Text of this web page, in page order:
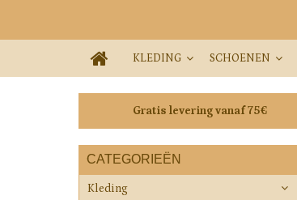
KLEDING SCHOENEN
Gratis levering vanaf 75€
CATEGORIEËN
Kleding